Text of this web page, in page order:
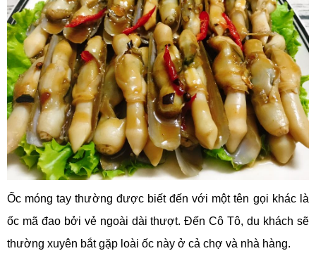
Ốc móng tay thường được biết đến với một tên gọi khác là
ốc mã đao bởi vẻ ngoài dài thượt. Đến Cô Tô, du khách sẽ
thường xuyên bắt gặp loài ốc này ở cả chợ và nhà hàng.